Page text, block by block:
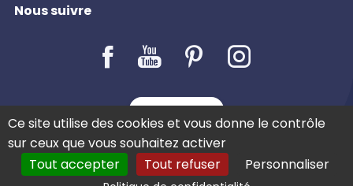
Nous suivre
LE BLOG
Ce site utilise des cookies et vous donne le contrôle
sur ceux que vous souhaitez activer
Tout accepter
Tout refuser Personnaliser